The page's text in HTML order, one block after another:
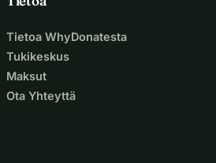
Tietoa WhyDonatesta
Tukikeskus
Maksut
Ota Yhteyttä